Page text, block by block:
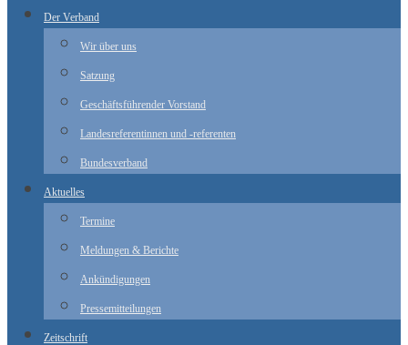
Inhalt
springen
Der Verband
Wir über uns
Satzung
Geschäftsführender Vorstand
Landesreferentinnen und -referenten
Bundesverband
Aktuelles
Termine
Meldungen & Berichte
Ankündigungen
Pressemitteilungen
Zeitschrift